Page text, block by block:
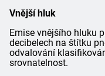
Vnější hluk
Emise vnějšího hluku
decibelech na štítku
odvalování
srovnatelnost.